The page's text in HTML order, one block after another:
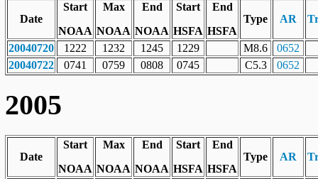
Date
Start
NOAA
Max
NOAA
End
NOAA
Start
HSFA
End
HSFA
Type AR
20040720 1222 1232 1245 1229 M8.6 0652
20040722
0741 0759 0808 0745 C5.3 0652
2005
Date
Start
NOAA
Max
NOAA
End
NOAA
Start
HSFA
End
HSFA
Type AR